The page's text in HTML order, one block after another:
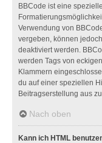
BBCode ist eine
Verwendung von
vergeben, können
deaktiviert werden.
werden Tags von eckigen
Klammern
du auf einer speziellen
Beitragserstellung aus
Nach oben
Kann ich HTML